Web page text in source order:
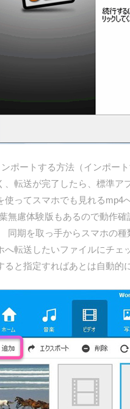
ポートする方法（インポー
転送が完了したら、標準
ってスマホでも見れる
無慮体験版もあるので動作
同期を取っ手からスマホの
転送したいファイルにチ
と指定すればあとは自動